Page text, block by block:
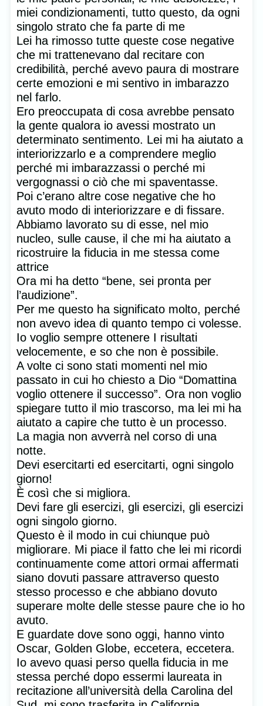
miei condizionamenti, tutto questo, da ogni
singolo strato che fa parte di me
Lei ha rimosso tutte queste cose negative
che mi trattenevano dal recitare con
credibilità, perché avevo paura di mostrare
certe emozioni e mi sentivo in imbarazzo
nel farlo.
Ero preoccupata di cosa avrebbe pensato
la gente qualora io avessi mostrato un
determinato sentimento. Lei mi ha aiutato a
interiorizzarlo e a comprendere meglio
perché mi imbarazzassi o perché mi
vergognassi o ciò che mi spaventasse.
Poi c’erano altre cose negative che ho
avuto modo di interiorizzare e di fissare.
Abbiamo lavorato su di esse, nel mio
nucleo, sulle cause, il che mi ha aiutato a
ricostruire la fiducia in me stessa come
attrice
Ora mi ha detto “bene, sei pronta per
l’audizione”.
Per me questo ha significato molto, perché
non avevo idea di quanto tempo ci volesse.
Io voglio sempre ottenere I risultati
velocemente, e so che non è possibile.
A volte ci sono stati momenti nel mio
passato in cui ho chiesto a Dio “Domattina
voglio ottenere il successo”. Ora non voglio
spiegare tutto il mio trascorso, ma lei mi ha
aiutato a capire che tutto è un processo.
La magia non avverrà nel corso di una
notte.
Devi esercitarti ed esercitarti, ogni singolo
giorno!
È così che si migliora.
Devi fare gli esercizi, gli esercizi, gli esercizi
ogni singolo giorno.
Questo è il modo in cui chiunque può
migliorare. Mi piace il fatto che lei mi ricordi
continuamente come attori ormai affermati
siano dovuti passare attraverso questo
stesso processo e che abbiano dovuto
superare molte delle stesse paure che io ho
avuto.
E guardate dove sono oggi, hanno vinto
Oscar, Golden Globe, eccetera, eccetera.
Io avevo quasi perso quella fiducia in me
stessa perché dopo essermi laureata in
recitazione all’università della Carolina del